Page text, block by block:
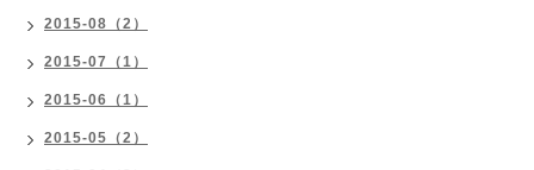
2015-08（2）
2015-07（1）
2015-06（1）
2015-05（2）